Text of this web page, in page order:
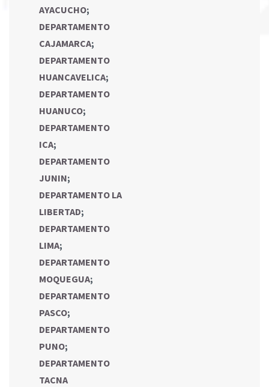
AYACUCHO;
DEPARTAMENTO
CAJAMARCA;
DEPARTAMENTO
HUANCAVELICA;
DEPARTAMENTO
HUANUCO;
DEPARTAMENTO
ICA;
DEPARTAMENTO
JUNIN;
DEPARTAMENTO LA
LIBERTAD;
DEPARTAMENTO
LIMA;
DEPARTAMENTO
MOQUEGUA;
DEPARTAMENTO
PASCO;
DEPARTAMENTO
PUNO;
DEPARTAMENTO
TACNA